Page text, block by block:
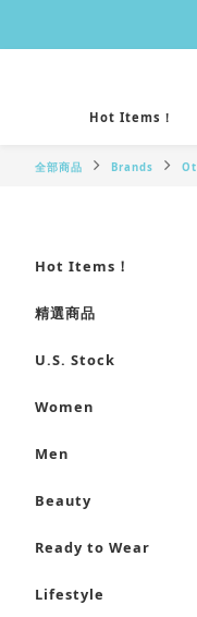
Hot Items！
全部商品 Brands
Hot Items！
精選商品
U.S. Stock
Women
Men
Beauty
Ready to Wear
Lifestyle